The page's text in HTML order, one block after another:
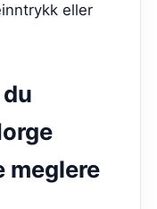
eller
meglere